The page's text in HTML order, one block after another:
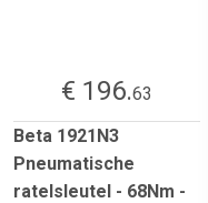
€ 196.63
Beta 1921N3
Pneumatische
ratelsleutel - 68Nm -